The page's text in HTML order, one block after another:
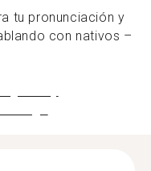
tu pronunciación y
con nativos –